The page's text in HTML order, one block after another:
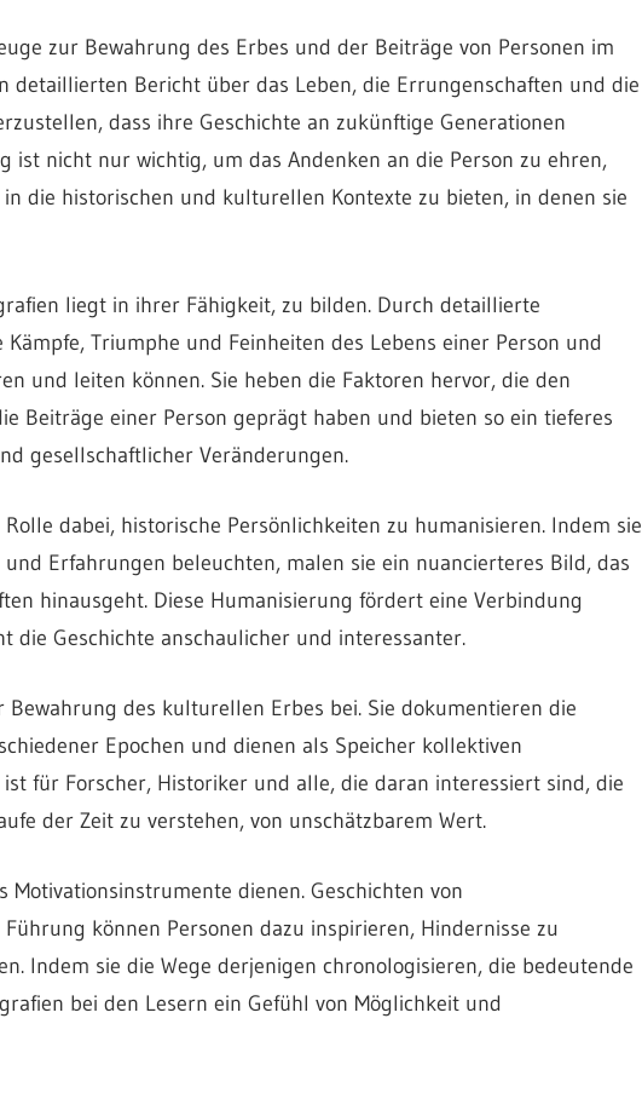
zur Bewahrung des Erbes und der Beiträge von Personen im
detaillierten Bericht über das Leben, die Errungenschaften und die
dass ihre Geschichte an zukünftige Generationen
ist nicht nur wichtig, um das Andenken an die Person zu ehren,
die historischen und kulturellen Kontexte zu bieten, in denen sie
liegt in ihrer Fähigkeit, zu bilden. Durch detaillierte
Triumphe und Feinheiten des Lebens einer Person und
und leiten können. Sie heben die Faktoren hervor, die den
Beiträge einer Person geprägt haben und bieten so ein tieferes
gesellschaftlicher Veränderungen.
dabei, historische Persönlichkeiten zu humanisieren. Indem sie
Erfahrungen beleuchten, malen sie ein nuancierteres Bild, das
hinausgeht. Diese Humanisierung fördert eine Verbindung
die Geschichte anschaulicher und interessanter.
des kulturellen Erbes bei. Sie dokumentieren die
Epochen und dienen als Speicher kollektiven
für Forscher, Historiker und alle, die daran interessiert sind, die
der Zeit zu verstehen, von unschätzbarem Wert.
dienen. Geschichten von
können Personen dazu inspirieren, Hindernisse zu
Indem sie die Wege derjenigen chronologisieren, die bedeutende
bei den Lesern ein Gefühl von Möglichkeit und